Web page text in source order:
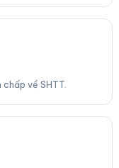
về SHTT.